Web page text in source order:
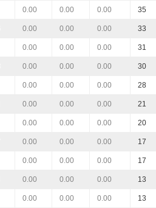
0.00 0.00 0.00 35
0.00 0.00 0.00 33
0.00 0.00 0.00 31
0.00 0.00 0.00 30
0.00 0.00 0.00 28
0.00 0.00 0.00 21
0.00 0.00 0.00 20
0.00 0.00 0.00 17
0.00 0.00 0.00 17
0.00 0.00 0.00 13
0.00 0.00 0.00 13